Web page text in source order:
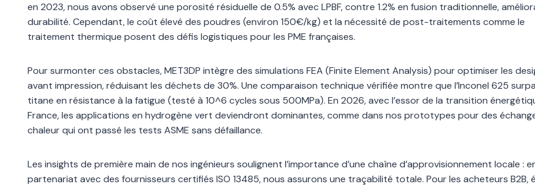
en 2023, nous avons observé une porosité résiduelle de 0.5% avec LPBF, contre 1.2% en fusion traditionnelle,
durabilité. Cependant, le coût élevé des poudres (environ 150€/kg) et la nécessité de post-traitements comme le
traitement thermique posent des défis logistiques pour les PME françaises.
Pour surmonter ces obstacles, MET3DP intègre des simulations FEA (Finite Element Analysis) pour optimiser les
avant impression, réduisant les déchets de 30%. Une comparaison technique vérifiée montre que l’Inconel 625
titane en résistance à la fatigue (testé à 10^6 cycles sous 500MPa). En 2026, avec l’essor de la transition
France, les applications en hydrogène vert deviendront dominantes, comme dans nos prototypes pour des
chaleur qui ont passé les tests ASME sans défaillance.
Les insights de première main de nos ingénieurs soulignent l’importance d’une chaîne d’approvisionnement locale :
partenariat avec des fournisseurs certifiés ISO 13485, nous assurons une traçabilité totale. Pour les acheteurs B2B,